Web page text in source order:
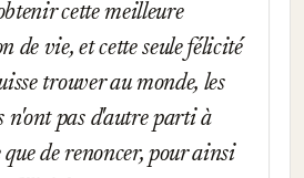
cette meilleure
de vie, et cette seule félicité
trouver au monde, les
n'ont pas d'autre parti à
de renoncer, pour ainsi